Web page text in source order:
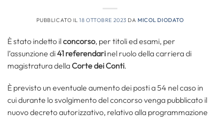
PUBBLICATO IL18 OTTOBRE 2023 DA MICOL DIODATO
È stato indetto ilconcorso, per titoli ed esami, per
l’assunzione di41 referendari nel ruolo della carriera di
magistratura della Corte dei Conti.
È previsto un eventuale aumento dei posti a 54 nel caso in
cui durante lo svolgimento del concorso venga pubblicato il
nuovo decreto autorizzativo, relativo alla programmazione